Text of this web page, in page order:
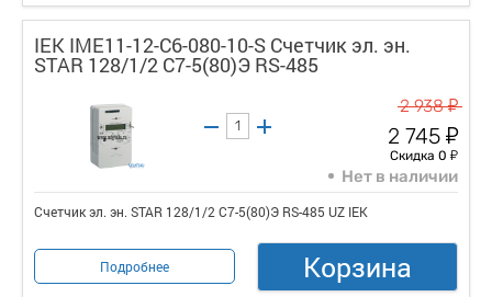
IEK IME11-12-C6-080-10-S Счетчик эл. эн.
STAR 128/1/2 С7-5(80)Э RS-485
2 938у
2 745 у
Скидка 0 у
Нет в наличии
Счетчик эл. эн. STAR 128/1/2 С7-5(80)Э RS-485 UZ IEK
Подробнее Корзина